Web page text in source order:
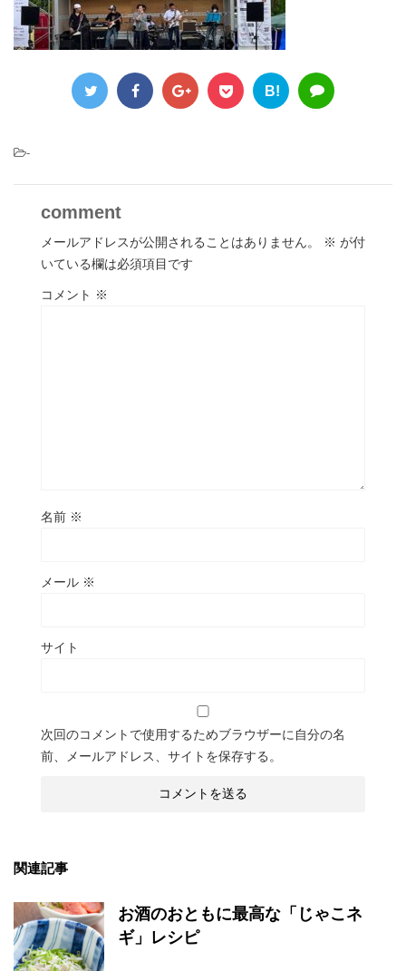
B!
-
comment
メールアドレスが公開されることはありません。 ※ が付
いている欄は必須項目です
コメント ※
名前 ※
メール ※
サイト
次回のコメントで使用するためブラウザーに自分の名
前、メールアドレス、サイトを保存する。
関連記事
お酒のおともに最高な「じゃこネ
ギ」レシピ